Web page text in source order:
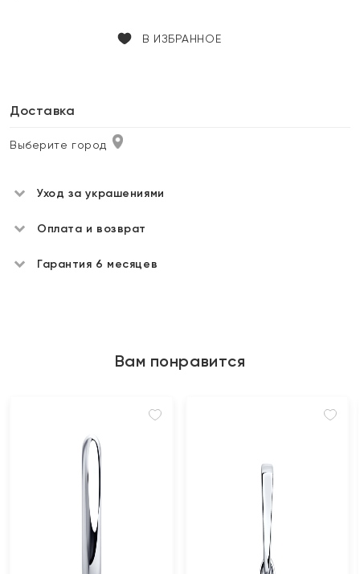
В ИЗБРАННОЕ
Доставка
Выберите город
Уход за украшениями
Оплата и возврат
Гарантия 6 месяцев
Вам понравится